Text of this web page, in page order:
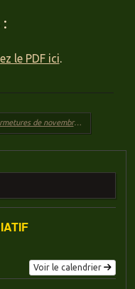
le PDF ici
Fermetures de novembre 2023
Voir le calendrier